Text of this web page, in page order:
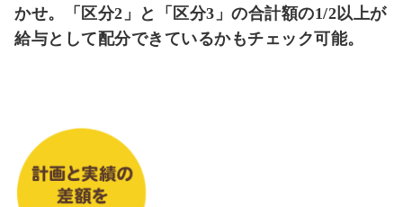
かせ。「区分2」と「区分3」の合計額の1/2以上が
給与として配分できているかもチェック可能。